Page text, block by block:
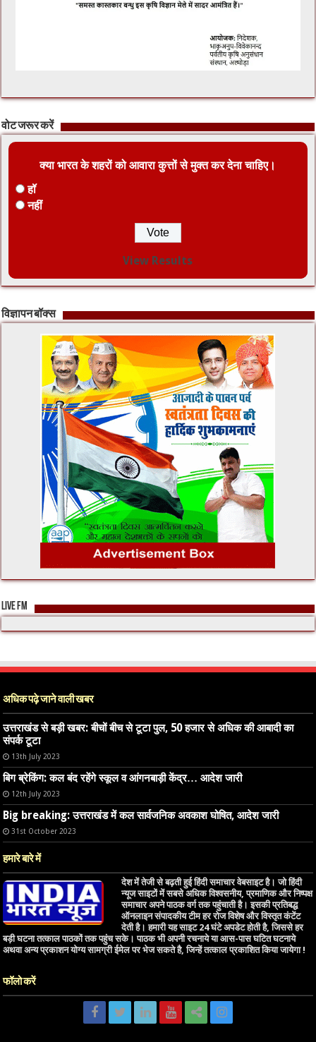
वोट जरूर करें
क्या भारत के शहरों को आवारा कुत्तों से मुक्त कर देना चाहिए।
हॉ
नहीं
View Results
विज्ञापन बॉक्स
LIVE FM
अधिक पढ़े जाने वाली खबर
उत्तराखंड से बड़ी खबर: बीचों बीच से टूटा पुल, 50 हजार से अधिक की आबादी का
संपर्क टूटा
13th July 2023
बिग ब्रेकिंग: कल बंद रहेंगे स्कूल व आंगनबाड़ी केंद्र… आदेश जारी
12th July 2023
Big breaking: उत्तराखंड में कल सार्वजनिक अवकाश घोषित, आदेश जारी
31st October 2023
हमारे बारे में
देश में तेजी से बढ़ती हुई हिंदी समाचार वेबसाइट है। जो हिंदी
न्यूज साइटों में सबसे अधिक विश्वसनीय, प्रमाणिक और निष्पक्ष
समाचार अपने पाठक वर्ग तक पहुंचाती है। इसकी प्रतिबद्ध
ऑनलाइन संपादकीय टीम हर रोज विशेष और विस्तृत कंटेंट
देती है। हमारी यह साइट 24 घंटे अपडेट होती है, जिससे हर
बड़ी घटना तत्काल पाठकों तक पहुंच सके। पाठक भी अपनी रचनाये या आस-पास घटित घटनाये
अथवा अन्य प्रकाशन योग्य सामग्री ईमेल पर भेज सकते है, जिन्हें तत्काल प्रकाशित किया जायेगा !
फॉलो करें